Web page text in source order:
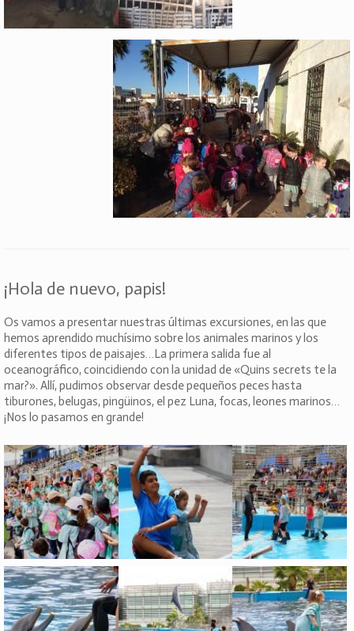
¡Hola de nuevo, papis!
Os vamos a presentar nuestras últimas excursiones, en las que
hemos aprendido muchísimo sobre los animales marinos y los
diferentes tipos de paisajes…La primera salida fue al
oceanográfico, coincidiendo con la unidad de «Quins secrets te la
mar?». Allí, pudimos observar desde pequeños peces hasta
tiburones, belugas, pingüinos, el pez Luna, focas, leones marinos…
¡Nos lo pasamos en grande!